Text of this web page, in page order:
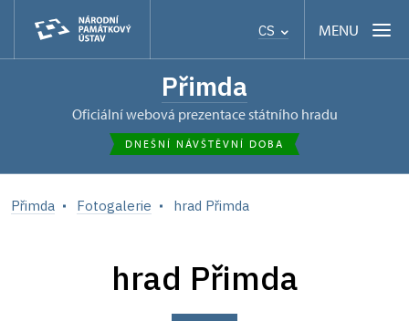
CS MENU
Přimda
oficiální webová prezentace státního hradu
DNEŠNÍ NÁVŠTĚVNÍ DOBA
Přimda Fotogalerie hrad Přimda
hrad Přimda